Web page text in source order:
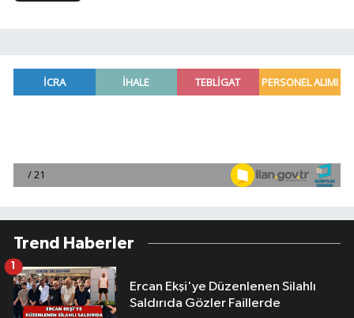
Trend Haberler
Ercan Ekşi'ye Düzenlenen Silahlı
Saldırıda Gözler Faillerde
1